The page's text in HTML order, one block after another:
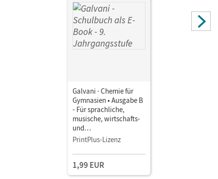
Galvani · Chemie für
Gymnasien • Ausgabe B
- Für sprachliche,
musische, wirtschafts-
und
sozialwissenschaftliche
Neubearbeitung · 9.
Jahrgangsstufe •
Schulbuch als E-Book
PrintPlus-Lizenz
1,99 EUR